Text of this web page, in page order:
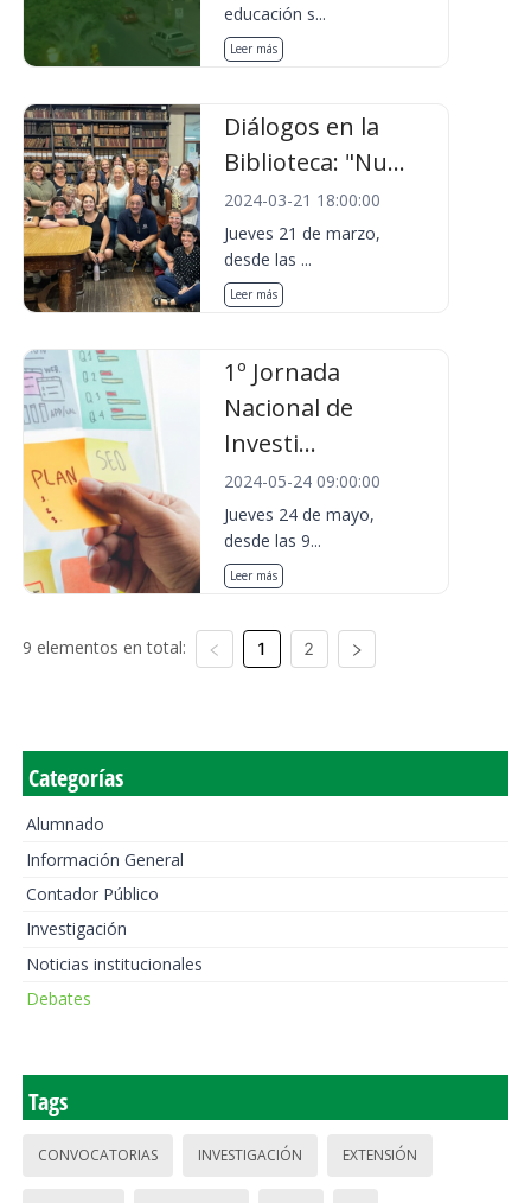
educación s...
Leer más
Diálogos en la
Biblioteca: "Nu...
2024-03-21 18:00:00
Jueves 21 de marzo,
desde las ...
Leer más
1º Jornada
Nacional de
Investi...
2024-05-24 09:00:00
Jueves 24 de mayo,
desde las 9...
Leer más
9 elementos en total: 1 2
Categorías
Alumnado
Información General
Contador Público
Investigación
Noticias institucionales
Debates
Tags
CONVOCATORIAS INVESTIGACIÓN EXTENSIÓN